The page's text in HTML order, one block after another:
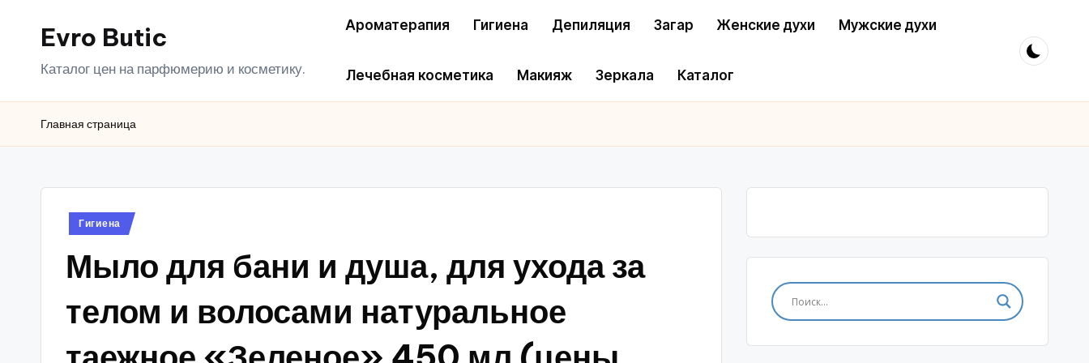
ПерейтиEvro Butic
Каталог цен на парфюмерию и косметику.
Ароматерапия Гигиена Депиляция Загар Женские духи Мужские духи
Лечебная косметика Макияж Зеркала Каталог
Главная страница
Опубликовано
Гигиена
Мыло для бани и душа, для ухода за
телом и волосами натуральное